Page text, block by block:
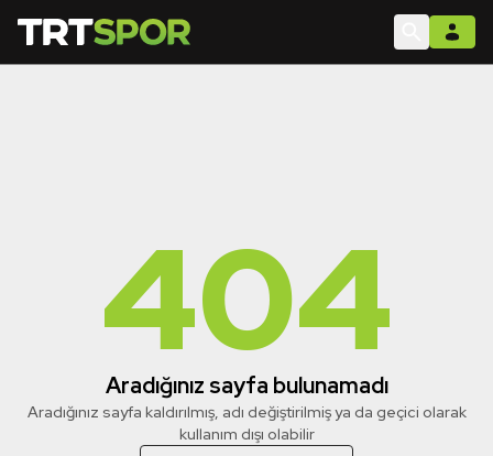
404
Aradığınız sayfa bulunamadı
Aradığınız sayfa kaldırılmış, adı değiştirilmiş ya da geçici olarak
kullanım dışı olabilir